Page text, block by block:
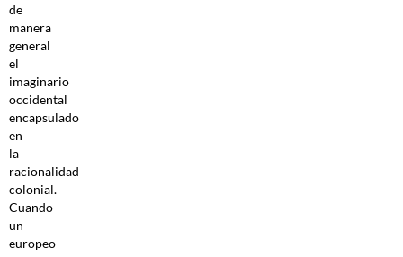
de
manera
general
el
imaginario
occidental
encapsulado
en
la
racionalidad
colonial.
Cuando
un
europeo